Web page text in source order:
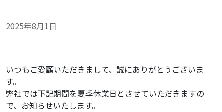
2025年8月1日
いつもご愛顧いただきまして、誠にありがとうございま
す。
弊社では下記期間を夏季休業日とさせていただきますの
で、お知らせいたします。